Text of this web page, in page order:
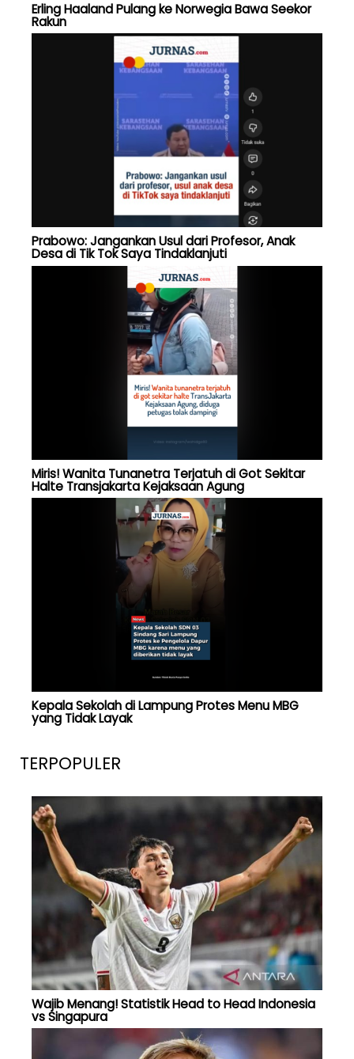
Erling Haaland Pulang ke Norwegia Bawa Seekor
Rakun
Prabowo: Jangankan Usul dari Profesor, Anak
Desa di Tik Tok Saya Tindaklanjuti
Miris! Wanita Tunanetra Terjatuh di Got Sekitar
Halte Transjakarta Kejaksaan Agung
Kepala Sekolah di Lampung Protes Menu MBG
yang Tidak Layak
TERPOPULER
Wajib Menang! Statistik Head to Head Indonesia
vs Singapura